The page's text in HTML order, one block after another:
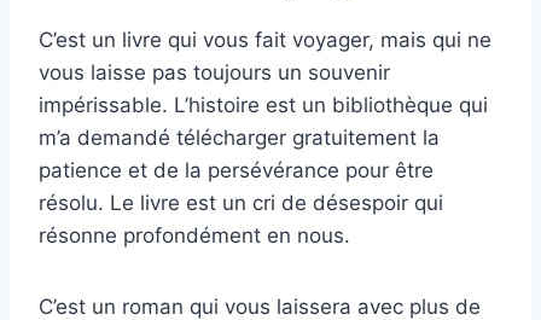
C’est un livre qui vous fait voyager, mais qui ne
vous laisse pas toujours un souvenir
impérissable. L’histoire est un bibliothèque qui
m’a demandé télécharger gratuitement la
patience et de la persévérance pour être
résolu. Le livre est un cri de désespoir qui
résonne profondément en nous.
C’est un roman qui vous laissera avec plus de